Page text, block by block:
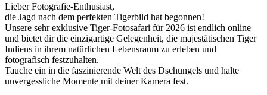
Lieber Fotografie-Enthusiast,
die Jagd nach dem perfekten Tigerbild hat begonnen!
Unsere sehr exklusive Tiger-Fotosafari für 2026 ist endlich online
und bietet dir die einzigartige Gelegenheit, die majestätischen Tiger
Indiens in ihrem natürlichen Lebensraum zu erleben und
fotografisch festzuhalten.
Tauche ein in die faszinierende Welt des Dschungels und halte
unvergessliche Momente mit deiner Kamera fest.